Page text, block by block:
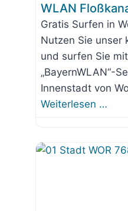
WLAN
Gratis Surfen in
Nutzen Sie unser
und surfen Sie
„BayernWLAN“-
Innenstadt von
Weiterlesen …